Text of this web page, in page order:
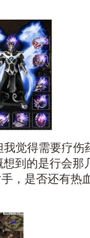
觉得需要疗伤
到的是行会那
，是否还有热